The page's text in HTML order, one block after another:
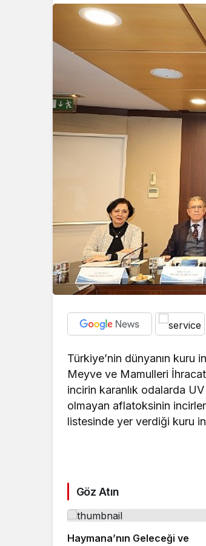
Türkiye’nin dünyanın kuru
Meyve ve Mamulleri
incirin karanlık odalarda
olmayan aflatoksinin
listesinde yer verdiği kuru
Göz Atın
Haymana’nın Geleceği ve